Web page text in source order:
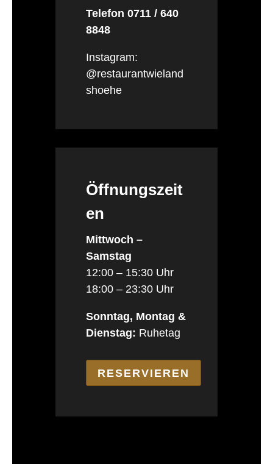
Telefon 0711 / 640
8848
Instagram:
@restaurantwieland
shoehe
Öffnungszeit
en
Mittwoch –
Samstag
12:00 – 15:30 Uhr
18:00 – 23:30 Uhr
Sonntag, Montag &
Dienstag: Ruhetag
RESERVIEREN